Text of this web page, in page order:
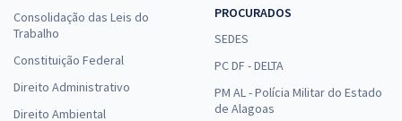
Consolidação das Leis do
Trabalho
Constituição Federal
Direito Administrativo
Direito Ambiental
PROCURADOS
SEDES
PC DF - DELTA
PM AL - Polícia Militar do Estado
de Alagoas